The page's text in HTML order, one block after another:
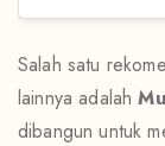
Salah satu
lainnya adalah
dibangun untuk